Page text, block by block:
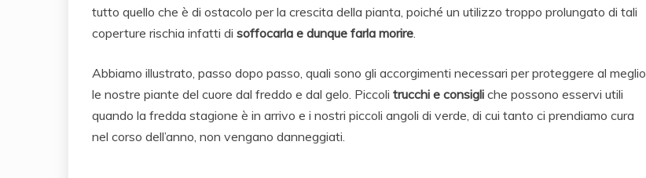
tutto quello che è di ostacolo per la crescita della pianta, poiché un utilizzo troppo prolungato di tali
coperture rischia infatti di soffocarla e dunque farla morire.
Abbiamo illustrato, passo dopo passo, quali sono gli accorgimenti necessari per proteggere al meglio
le nostre piante del cuore dal freddo e dal gelo. Piccoli trucchi e consigli che possono esservi utili
quando la fredda stagione è in arrivo e i nostri piccoli angoli di verde, di cui tanto ci prendiamo cura
nel corso dell’anno, non vengano danneggiati.